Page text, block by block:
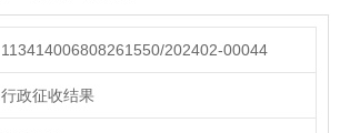
113414006808261550/202402-00044
行政征收结果